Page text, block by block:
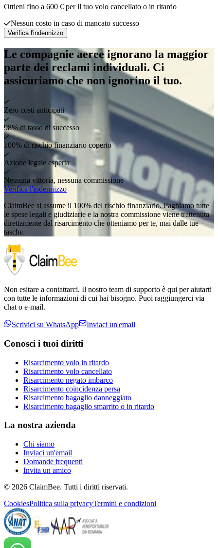
Ottieni fino a 600 € per il tuo volo cancellato o in ritardo
Nessun costo in caso di mancato successo
Verifica l'indennizzo
Le compagnie aeree ignorano la maggior
parte dei reclami individuali. Ci
assicuriamo che non ignorino il tuo.
Zero costi anticipati
98% di tasso di successo
100% di rischio finanziario coperto
Azione legale esperta
Nessuna vittoria, nessuna commissione
Verifica l'indennizzo
ClaimBee si assume il 100% del rischio finanziario. Paghiamo tutte
le spese legali e giudiziarie e la nostra commissione viene trattenuta
direttamente dal risarcimento che otteniamo per te, mai dalle tue
tasche.
Non esitare a contattarci. Il nostro team di supporto è qui per aiutarti
con tutte le informazioni di cui hai bisogno. Puoi raggiungerci via
chat o e-mail.
Scrivici su WhatsApp Inviaci un'email
Conosci i tuoi diritti
Risarcimento volo in ritardo
Risarcimento volo cancellato
Risarcimento negato imbarco
Risarcimento coincidenza persa
Risarcimento bagaglio danneggiato
Risarcimento bagaglio smarrito o in ritardo
La nostra azienda
Chi siamo
Inviaci un'email
Domande frequenti
Invita un amico
© 2026 ClaimBee. Tutti i diritti riservati.
CookiesPolitica sulla privacyTermini e condizioni